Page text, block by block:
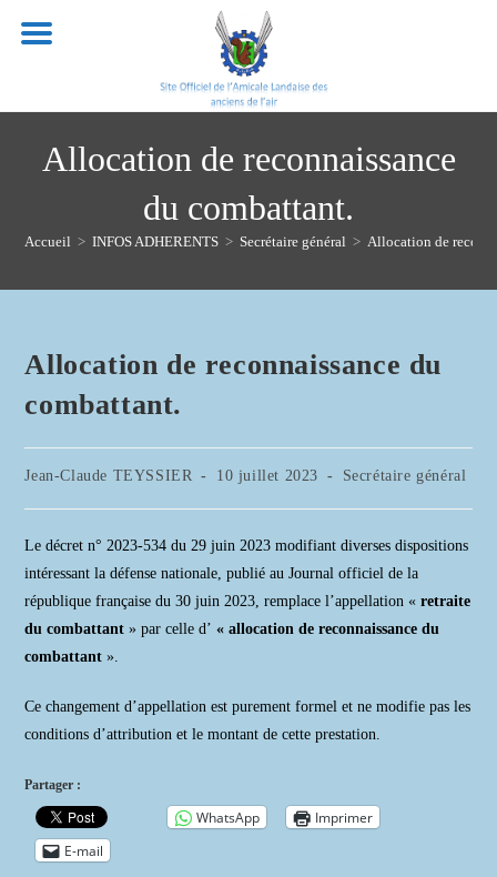
Allocation de reconnaissance
du combattant.
Accueil > INFOS ADHERENTS > Secrétaire général > Allocation de
Allocation de reconnaissance du
combattant.
Auteur/autrice
publication :
Jean-Claude TEYSSIER
Publication
10 juillet 2023
Post
Secrétaire général
Le décret n° 2023-534 du 29 juin 2023 modifiant diverses dispositions
intéressant la défense nationale, publié au Journal officiel de la
république française du 30 juin 2023, remplace l’appellation «retraite
du combattant » par celle d’« allocation de reconnaissance du
combattant ».
Ce changement d’appellation est purement formel et ne modifie pas les
conditions d’attribution et le montant de cette prestation.
Partager :
WhatsApp
Imprimer
E-mail